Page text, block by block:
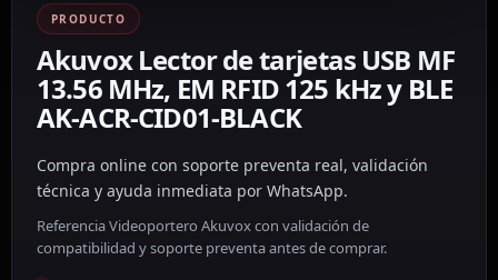
PRODUCTO
Akuvox Lector de tarjetas USB MF
13.56 MHz, EM RFID 125 kHz y BLE
AK-ACR-CID01-BLACK
Compra online con soporte preventa real, validación
técnica y ayuda inmediata por WhatsApp.
Referencia Videoportero Akuvox con validación de
compatibilidad y soporte preventa antes de comprar.